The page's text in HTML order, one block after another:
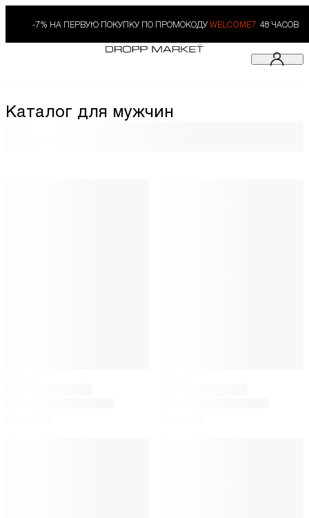
-7% НА ПЕРВУЮ ПОКУПКУ ПО ПРОМОКОДУ WELCOME7. 48 ЧАСОВ
Каталог для мужчин